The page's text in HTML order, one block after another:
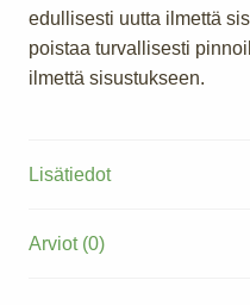
edullisesti uutta ilmettä
poistaa turvallisesti
ilmettä sisustukseen.
Lisätiedot
Arviot (0)